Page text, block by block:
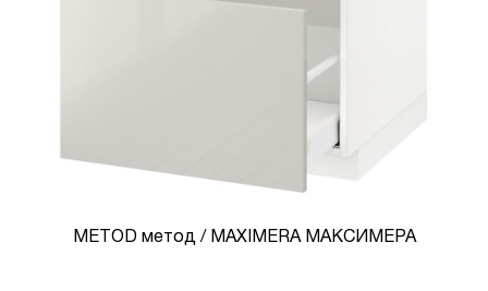
METOD метод / MAXIMERA МАКСИМЕРА